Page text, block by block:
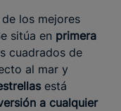
los mejores
sitúa en primera
cuadrados de
al mar y
está
a cualquier